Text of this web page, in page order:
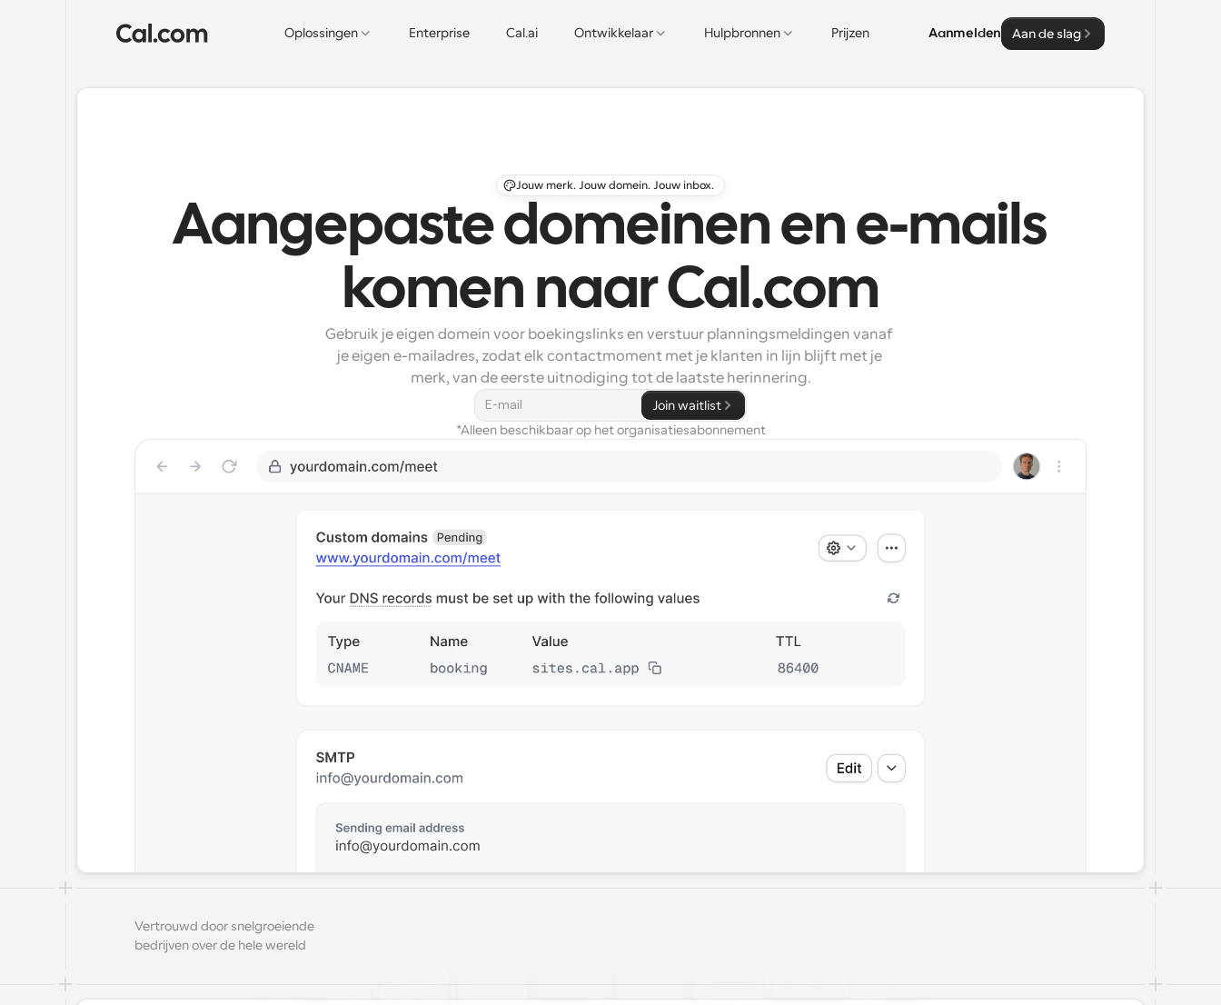
Oplossingen Enterprise Cal.ai Ontwikkelaar Hulpbronnen Prijzen Aanmelden Aan de slag
Jouw merk. Jouw domein. Jouw inbox.
Aangepaste domeinen en e-mails
komen naar Cal.com
Gebruik je eigen domein voor boekingslinks en verstuur planningsmeldingen vanaf
je eigen e-mailadres, zodat elk contactmoment met je klanten in lijn blijft met je
merk, van de eerste uitnodiging tot de laatste herinnering.
Join waitlist
*Alleen beschikbaar op het organisatiesabonnement
Vertrouwd door snelgroeiende
bedrijven over de hele wereld